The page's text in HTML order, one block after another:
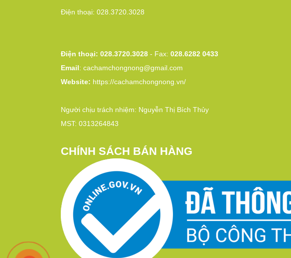
Điện thoại: 028.3720.3028
Điện thoại: 028.3720.3028 - Fax: 028.6282 0433
Email: cachamchongnong@gmail.com
Website: https://cachamchongnong.vn/
Người chịu trách nhiệm: Nguyễn Thị Bích Thủy
MST: 0313264843
CHÍNH SÁCH BÁN HÀNG